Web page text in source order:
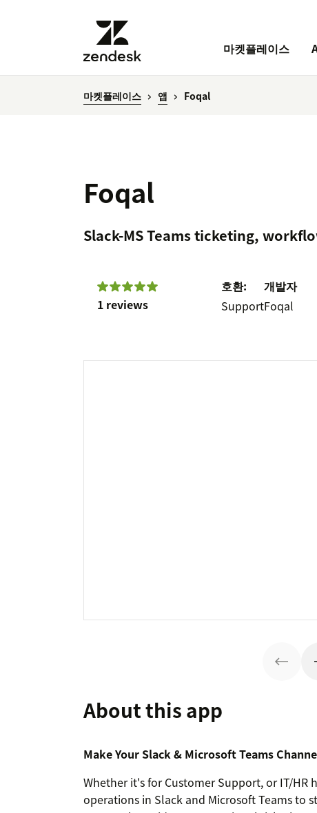
마켓플레이스
마켓플레이스 앱 Foqal
Foqal
Slack-MS Teams ticketing,
1 reviews
호환:
Support
개발자
Foqal
About this app
Make Your Slack & Microsoft Teams
Whether it's for Customer Support, or IT/HR
operations in Slack and Microsoft Teams to